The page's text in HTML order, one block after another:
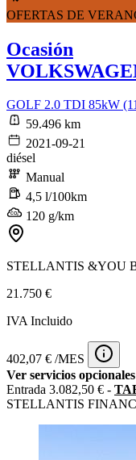
OFERTAS DE
Ocasión
GOLF 2.0 TDI 85kW
59.496 km
2021-09-21
diésel
Manual
4,5 l/100km
120 g/km
STELLANTIS &YOU
21.750 €
IVA Incluido
402,07 € /MES
Ver servicios
Entrada 3.082,50 € -
STELLANTIS